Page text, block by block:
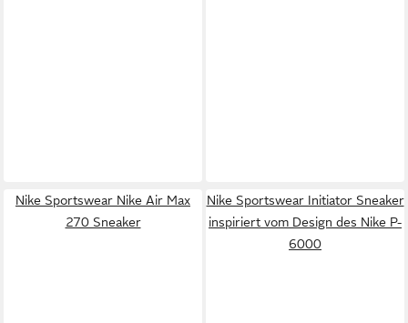
Nike Sportswear Nike Air Max
270 Sneaker
Nike Sportswear Initiator Sneaker
inspiriert vom Design des Nike P-
6000